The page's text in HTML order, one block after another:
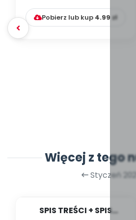
Pobierz lub kup 4.99 zł
Więcej z tego
Styczeń 2021
SPIS TREŚCI + SPIS